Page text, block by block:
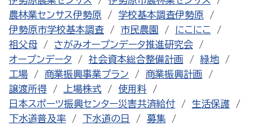
農林業センサス伊勢原
学校基本調査伊勢原
伊勢原市学校基本調査
市民農園
にこにこ
祖父母
さがみオープンデータ推進研究会
オープンデータ
社会資本総合整備計画
緑地
工場
商業振興事業プラン
商業振興計画
譲渡所得
上場株式
使用料
日本スポーツ振興センター災害共済給付
生活保護
下水道普及率
下水道の日
募集